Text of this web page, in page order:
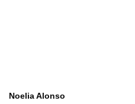
Noelia Alonso